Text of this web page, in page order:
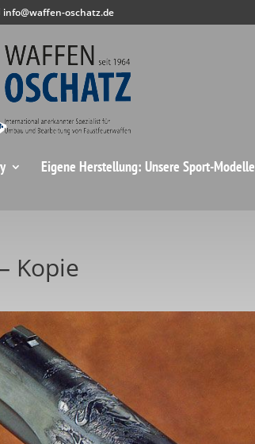
info@waffen-oschatz.de
Eigene Herstellung: Unsere Sport-Modelle
Kopie